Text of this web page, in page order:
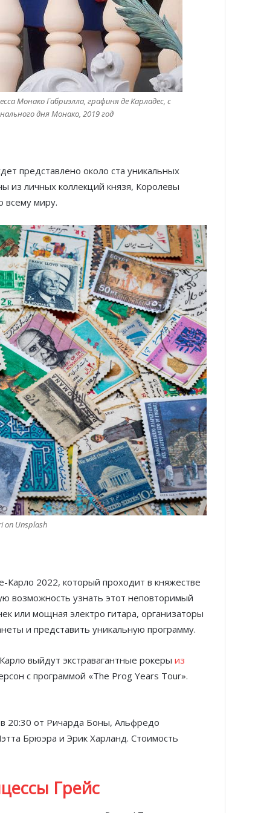
Монако Габриэлла, графиня де Карладес, с
дня Монако, 2019 год
представлено около ста уникальных
из личных коллекций князя, Королевы
всему миру.
on Unsplash
Карло 2022, который проходит в княжестве
возможность узнать этот неповторимый
или мощная электро гитара, организаторы
и представить уникальную программу.
выйдут экстравагантные рокеры из
с программой «The Prog Years Tour».
20:30 от Ричарда Боны, Альфредо
Брюэра и Эрик Харланд. Стоимость
Грейс